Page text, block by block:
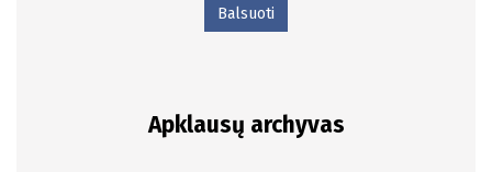
Balsuoti
Apklausų archyvas